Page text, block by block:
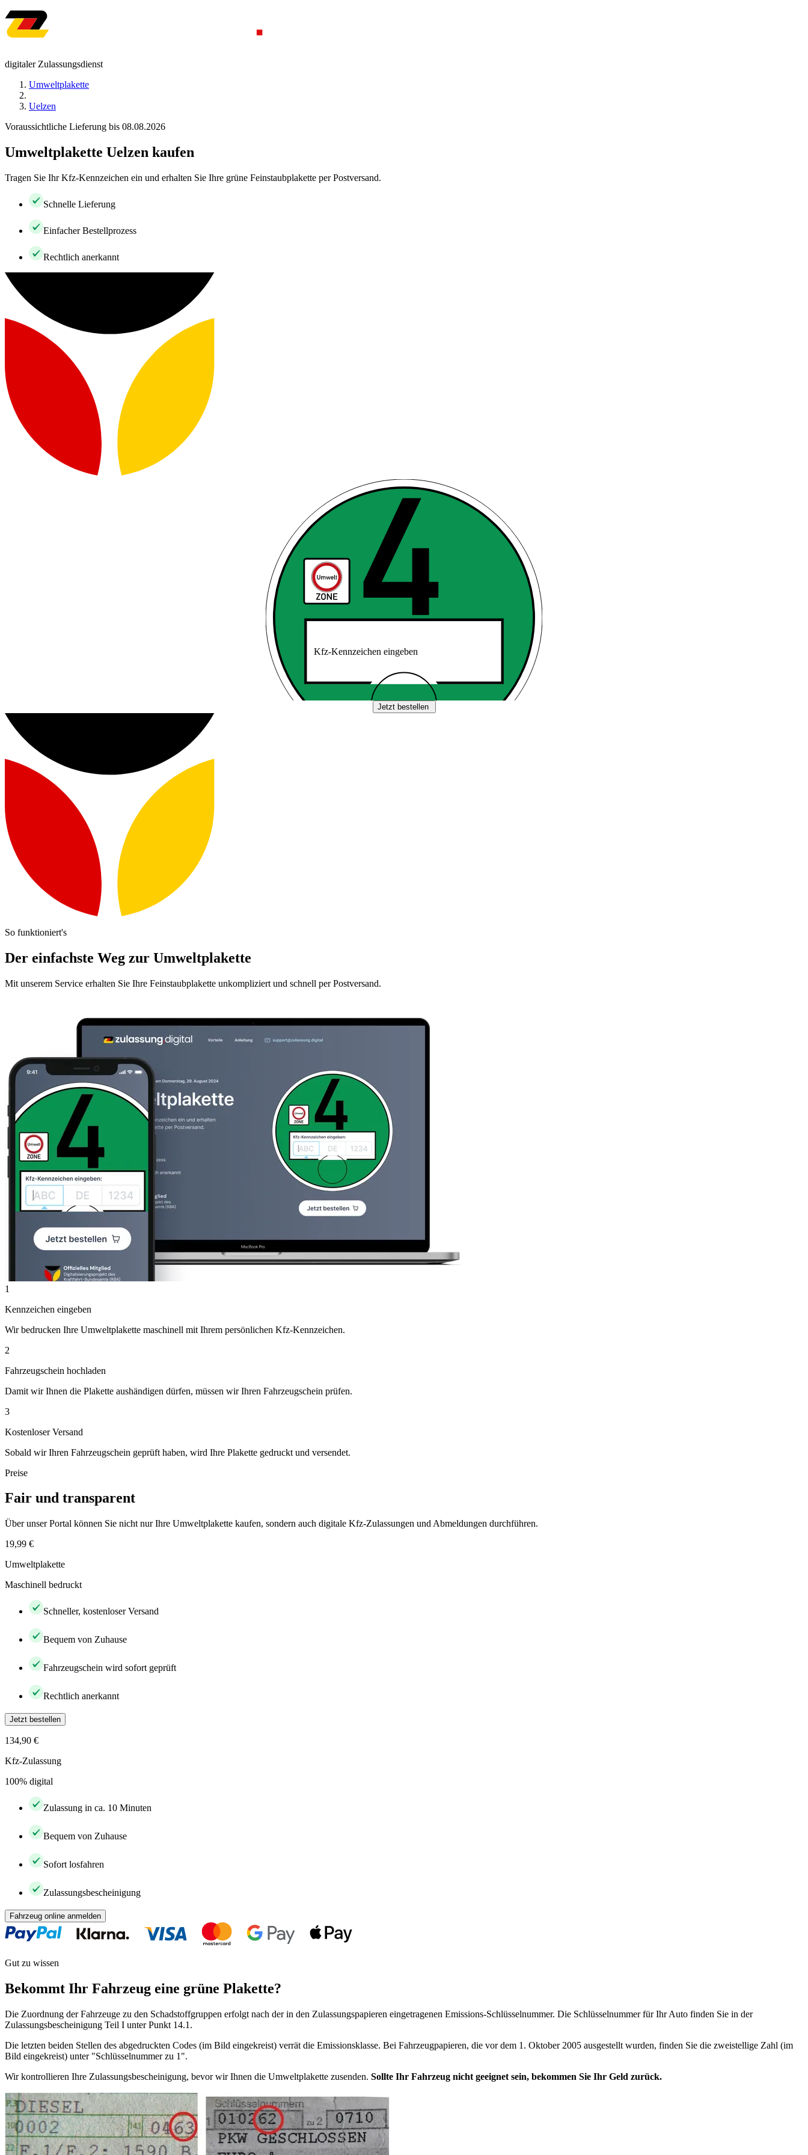
digitaler Zulassungsdienst
Umweltplakette
Uelzen
Voraussichtliche Lieferung bis 08.08.2026
Umweltplakette Uelzen kaufen
Tragen Sie Ihr Kfz-Kennzeichen ein und erhalten Sie Ihre grüne Feinstaubplakette per Postversand.
Schnelle Lieferung
Einfacher Bestellprozess
Rechtlich anerkannt
Kfz-Kennzeichen eingeben
Jetzt bestellen
So funktioniert's
Der einfachste Weg zur Umweltplakette
Mit unserem Service erhalten Sie Ihre Feinstaubplakette unkompliziert und schnell per Postversand.
1
Kennzeichen eingeben
Wir bedrucken Ihre Umweltplakette maschinell mit Ihrem persönlichen Kfz-Kennzeichen.
2
Fahrzeugschein hochladen
Damit wir Ihnen die Plakette aushändigen dürfen, müssen wir Ihren Fahrzeugschein prüfen.
3
Kostenloser Versand
Sobald wir Ihren Fahrzeugschein geprüft haben, wird Ihre Plakette gedruckt und versendet.
Preise
Fair und transparent
Über unser Portal können Sie nicht nur Ihre Umweltplakette kaufen, sondern auch digitale Kfz-Zulassungen und Abmeldungen durchführen.
19,99 €
Umweltplakette
Maschinell bedruckt
Schneller, kostenloser Versand
Bequem von Zuhause
Fahrzeugschein wird sofort geprüft
Rechtlich anerkannt
Jetzt bestellen
134,90 €
Kfz-Zulassung
100% digital
Zulassung in ca. 10 Minuten
Bequem von Zuhause
Sofort losfahren
Zulassungsbescheinigung
Fahrzeug online anmelden
Gut zu wissen
Bekommt Ihr Fahrzeug eine grüne Plakette?
Die Zuordnung der Fahrzeuge zu den Schadstoffgruppen erfolgt nach der in den Zulassungspapieren eingetragenen Emissions-Schlüsselnummer. Die Schlüsselnummer für Ihr Auto finden Sie in der
Zulassungsbescheinigung Teil I unter Punkt 14.1.
Die letzten beiden Stellen des abgedruckten Codes (im Bild eingekreist) verrät die Emissionsklasse. Bei Fahrzeugpapieren, die vor dem 1. Oktober 2005 ausgestellt wurden, finden Sie die zweistellige Zahl (im
Bild eingekreist) unter "Schlüsselnummer zu 1".
Wir kontrollieren Ihre Zulassungsbescheinigung, bevor wir Ihnen die Umweltplakette zusenden. Sollte Ihr Fahrzeug nicht geeignet sein, bekommen Sie Ihr Geld zurück.